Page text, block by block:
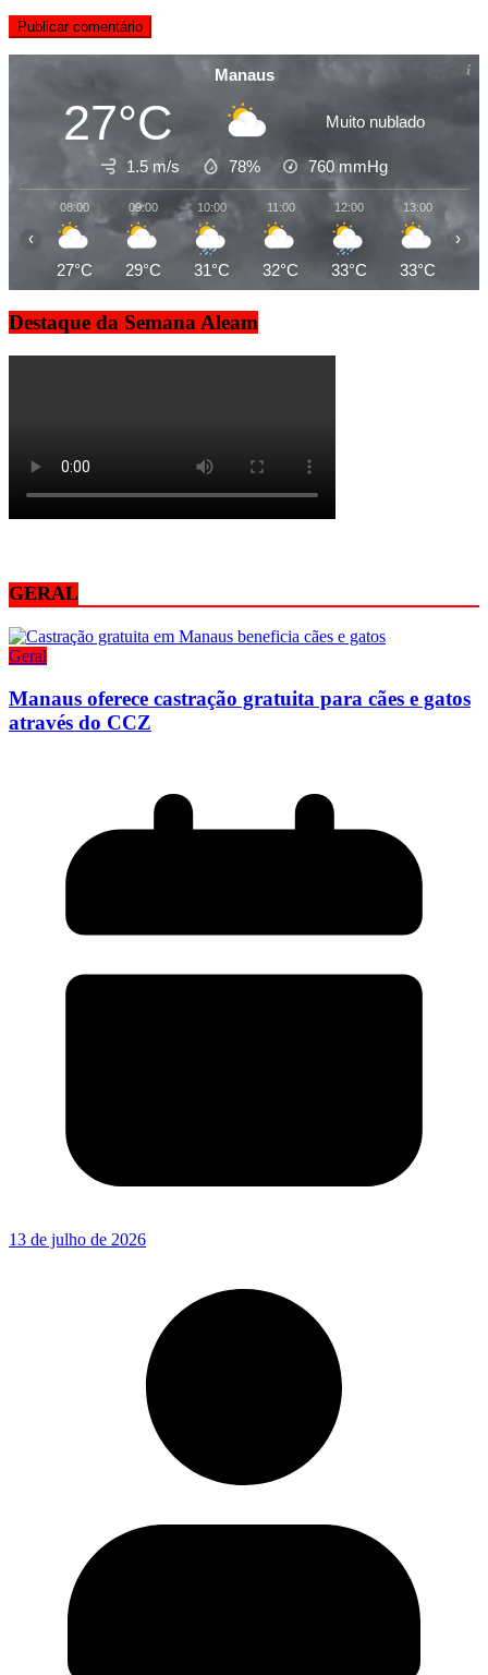
Manaus
27°C Muito nublado
1.5 m/s 78% 760mmHg
08:00
27°C
09:00
29°C
10:00
31°C
11:00
32°C
12:00
33°C
13:00
33°C
‹ ›
Destaque da Semana Aleam
GERAL
Geral
Manaus oferece castração gratuita para cães e gatos
através do CCZ
13 de julho de 2026